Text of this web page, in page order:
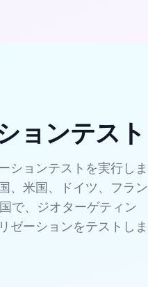
ョンテスト
ションテスト を実行しま
、米国、ドイツ、フラン
で、ジオターゲティン
ゼーションをテストしま